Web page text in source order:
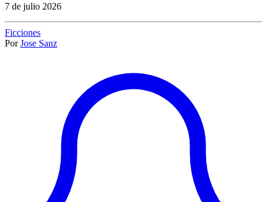
7 de julio 2026
Ficciones
Por Jose Sanz